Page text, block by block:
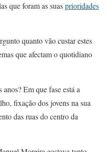
que foram as suasprioridades
quanto vão custar estes
que afectam o quotidiano
Em que fase está a
fixação dos jovens na sua
das ruas do centro da